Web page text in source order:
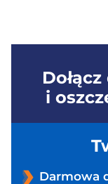
i
Darmowa